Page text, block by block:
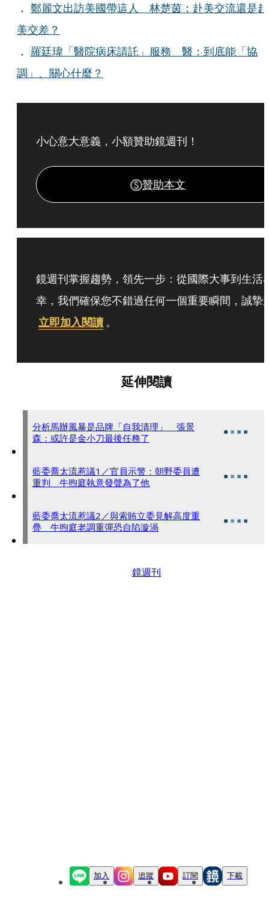
． 鄭麗文出訪美國帶這人 林楚茵：赴美交流還是赴
美交差？
． 羅廷瑋「醫院病床請託」服務 醫：到底能「協
調」、關心什麼？
小心意大意義，小額贊助鏡週刊！
贊助本文
鏡週刊掌握趨勢，領先一步：從國際大事到生活
幸，我們確保您不錯過任何一個重要瞬間，誠摯
立即加入閱讀 。
延伸閱讀
分析馬辦風暴是品牌「自我清理」 張景
森：或許是金小刀最後任務了
藍委喬太流惹議1／官員示警：朝野委員遭
重判 牛煦庭執意發聲為了他
藍委喬太流惹議2／與索賄立委見解高度重
疊 牛煦庭老調重彈恐自陷漩渦
鏡週刊
加入 追蹤 訂閱 下載